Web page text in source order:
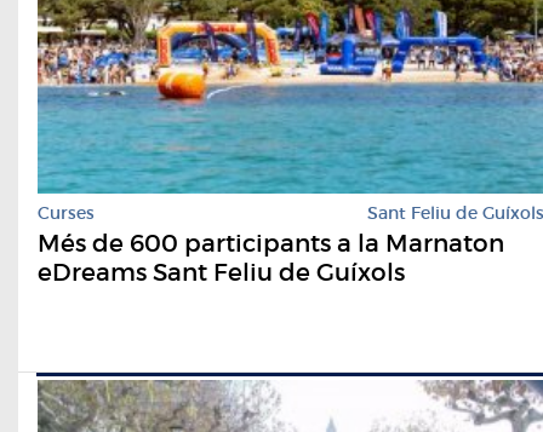
Curses Sant Feliu de Guíxols
Més de 600 participants a la Marnaton
eDreams Sant Feliu de Guíxols